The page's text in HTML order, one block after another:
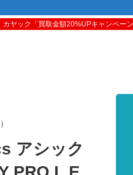
ヤック「買取金額20%UPキャンペー
アシック